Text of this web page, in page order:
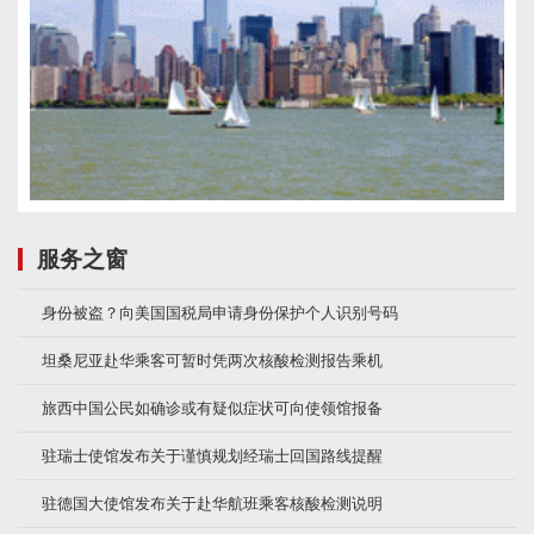
服务之窗
身份被盗？向美国国税局申请身份保护个人识别号码
坦桑尼亚赴华乘客可暂时凭两次核酸检测报告乘机
旅西中国公民如确诊或有疑似症状可向使领馆报备
驻瑞士使馆发布关于谨慎规划经瑞士回国路线提醒
驻德国大使馆发布关于赴华航班乘客核酸检测说明